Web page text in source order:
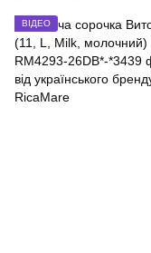
ВІДЕО